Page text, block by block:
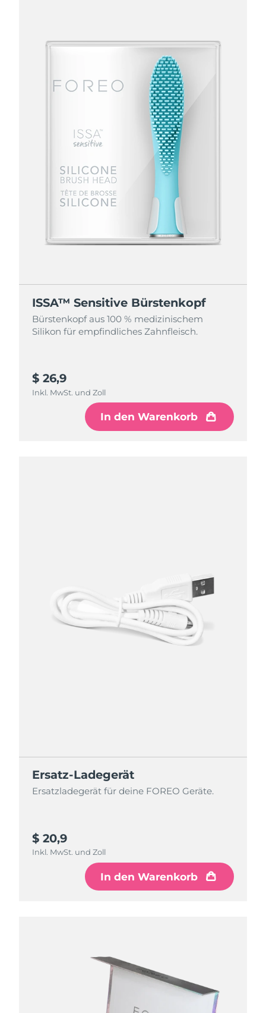
ISSA™ Sensitive Bürstenkopf
Bürstenkopf aus 100 % medizinischem
Silikon für empfindliches Zahnfleisch.
$ 26,9
Inkl. MwSt. und Zoll
In den Warenkorb
Ersatz-Ladegerät
Ersatzladegerät für deine FOREO Geräte.
$ 20,9
Inkl. MwSt. und Zoll
In den Warenkorb